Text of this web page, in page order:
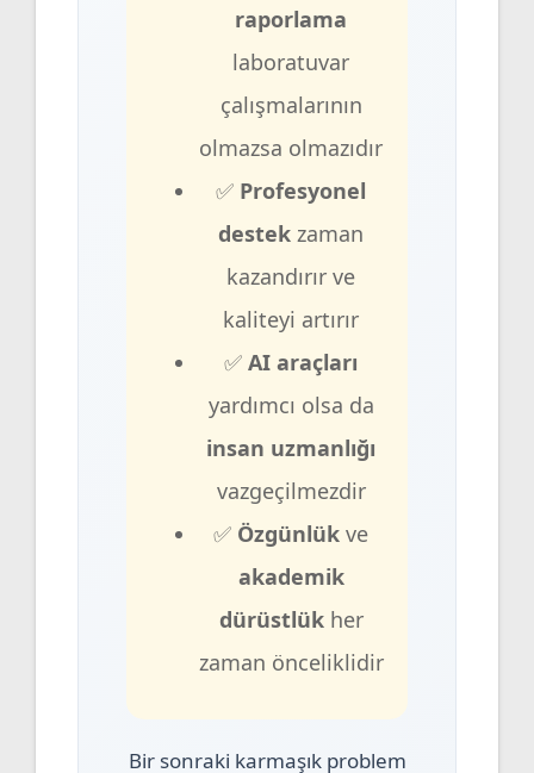
raporlama
laboratuvar
çalışmalarının
olmazsa olmazıdır
✅ Profesyonel
destek zaman
kazandırır ve
kaliteyi artırır
✅ AI araçları
yardımcı olsa da
insan uzmanlığı
vazgeçilmezdir
✅ Özgünlük ve
akademik
dürüstlükher
zaman önceliklidir
Bir sonraki karmaşık problem